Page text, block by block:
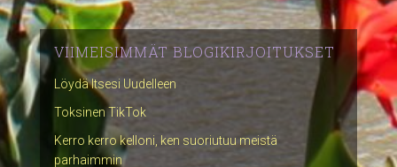
VIIMEISIMMÄT BLOGIKIRJOITUKSET
Löydä Itsesi Uudelleen
Toksinen TikTok
Kerro kerro kelloni, ken suoriutuu meistä
parhaimmin